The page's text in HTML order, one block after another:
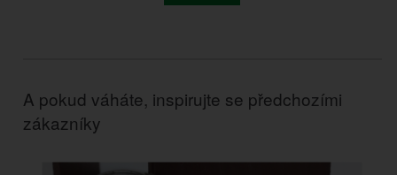
A pokud váháte, inspirujte se předchozími
zákazníky